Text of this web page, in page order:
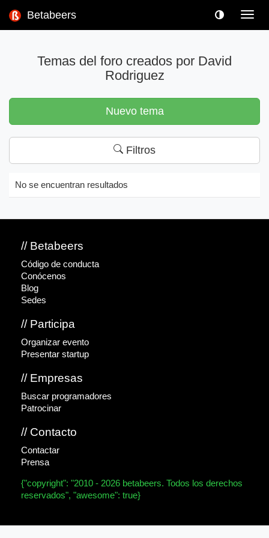
Betabeers
Temas del foro creados por David
Rodriguez
Nuevo tema
Filtros
No se encuentran resultados
// Betabeers
Código de conducta
Conócenos
Blog
Sedes
// Participa
Organizar evento
Presentar startup
// Empresas
Buscar programadores
Patrocinar
// Contacto
Contactar
Prensa
{"copyright": "2010 - 2026 betabeers. Todos los derechos
reservados", "awesome": true}